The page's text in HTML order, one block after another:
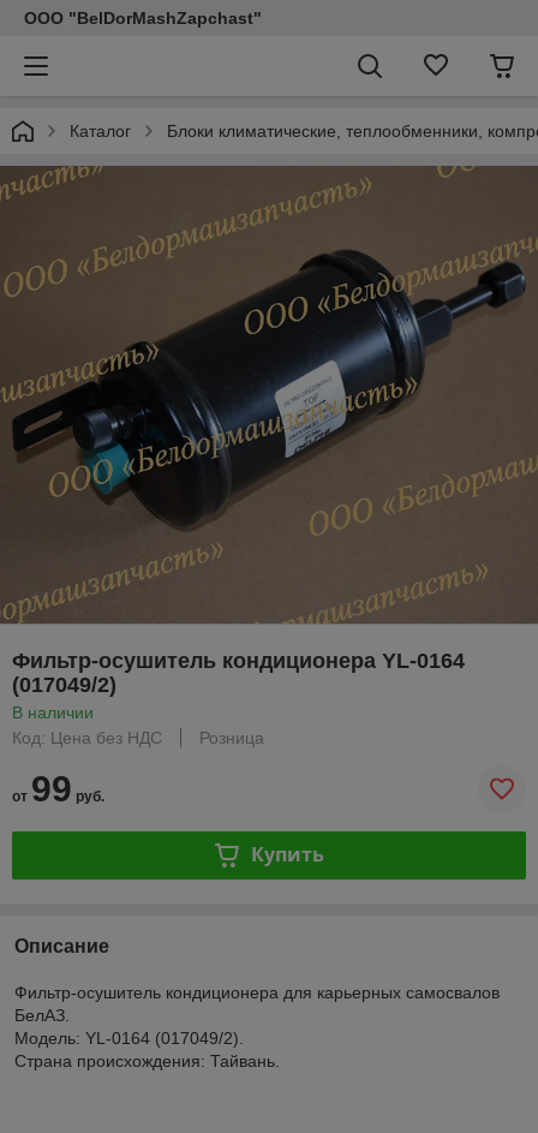
ООО "BelDorMashZapchast"
Каталог Блоки климатические, теплообменники,
Фильтр-осушитель кондиционера YL-0164
(017049/2)
В наличии
Код: Цена без НДС
Розница
от 99 руб.
Купить
Описание
Фильтр-осушитель кондиционера для карьерных самосвалов
БелАЗ.
Модель: YL-0164 (017049/2).
Страна происхождения: Тайвань.